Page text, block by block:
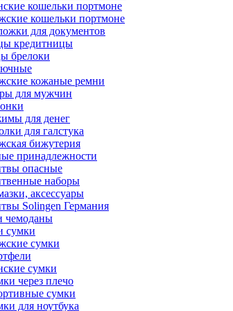
кошельки портмоне
кошельки портмоне
для документов
кредитницы
брелоки
кожаные ремни
для мужчин
для денег
для галстука
бижутерия
принадлежности
опасные
наборы
аксессуары
Solingen Германия
чемоданы
сумки
сумки
сумки
через плечо
сумки
для ноутбука